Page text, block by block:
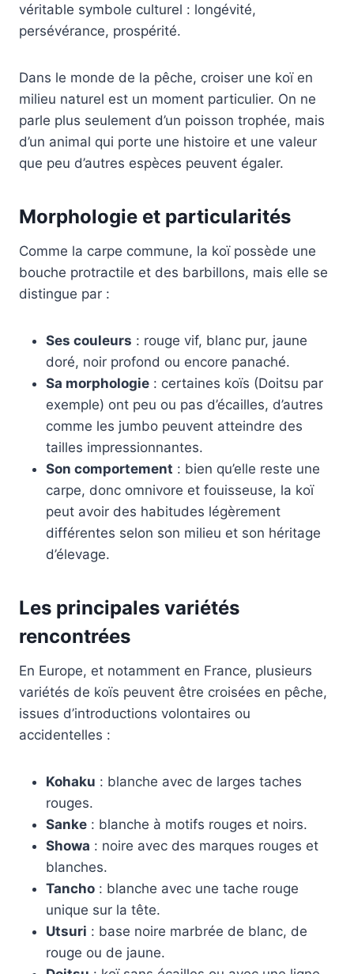
véritable symbole culturel : longévité,
persévérance, prospérité.
Dans le monde de la pêche, croiser une koï en
milieu naturel est un moment particulier. On ne
parle plus seulement d’un poisson trophée, mais
d’un animal qui porte une histoire et une valeur
que peu d’autres espèces peuvent égaler.
Morphologie et particularités
Comme la carpe commune, la koï possède une
bouche protractile et des barbillons, mais elle se
distingue par :
Ses couleurs : rouge vif, blanc pur, jaune
doré, noir profond ou encore panaché.
Sa morphologie : certaines koïs (Doitsu par
exemple) ont peu ou pas d’écailles, d’autres
comme les jumbo peuvent atteindre des
tailles impressionnantes.
Son comportement : bien qu’elle reste une
carpe, donc omnivore et fouisseuse, la koï
peut avoir des habitudes légèrement
différentes selon son milieu et son héritage
d’élevage.
Les principales variétés
rencontrées
En Europe, et notamment en France, plusieurs
variétés de koïs peuvent être croisées en pêche,
issues d’introductions volontaires ou
accidentelles :
Kohaku : blanche avec de larges taches
rouges.
Sanke : blanche à motifs rouges et noirs.
Showa : noire avec des marques rouges et
blanches.
Tancho : blanche avec une tache rouge
unique sur la tête.
Utsuri : base noire marbrée de blanc, de
rouge ou de jaune.